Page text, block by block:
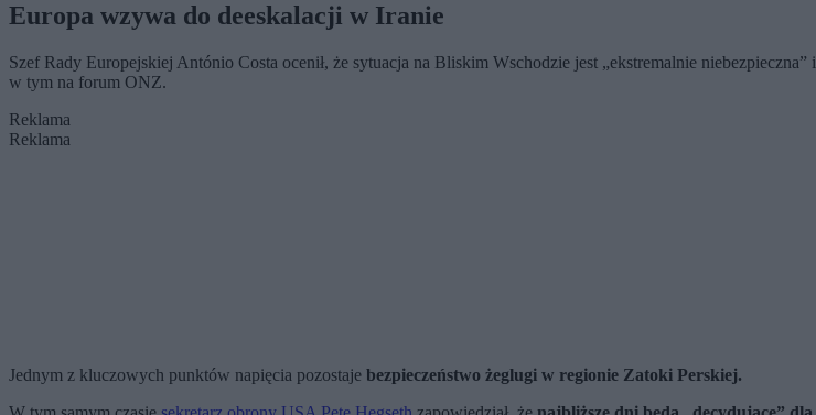
Europa wzywa do deeskalacji w Iranie
Szef Rady Europejskiej António Costa ocenił, że sytuacja na Bliskim Wschodzie jest „ekstremalnie
w tym na forum ONZ.
Reklama
Reklama
Jednym z kluczowych punktów napięcia pozostaje bezpieczeństwo żeglugi w regionie Zatoki Perskiej.